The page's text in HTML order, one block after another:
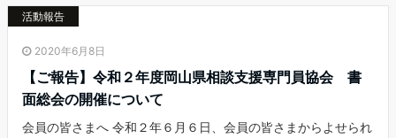
活動報告
2020年6月8日
【ご報告】令和２年度岡山県相談支援専門員協会 書
面総会の開催について
会員の皆さまへ 令和２年６月６日、会員の皆さまからよせられ